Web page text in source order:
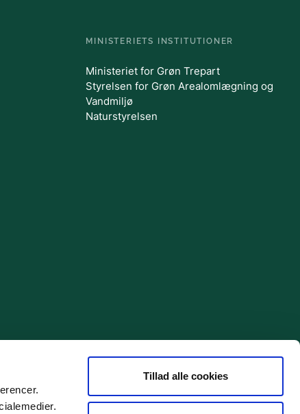
Tillad alle cookies
MINISTERIETS INSTITUTIONER
Ministeriet for Grøn Trepart
Styrelsen for Grøn Arealomlægning og
Vandmiljø
Naturstyrelsen